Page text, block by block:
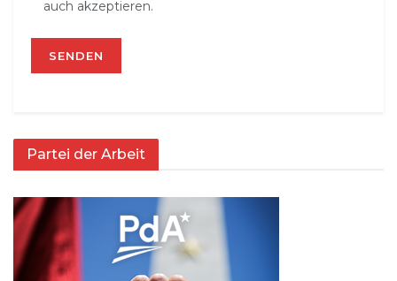
auch akzeptieren.
Partei der Arbeit